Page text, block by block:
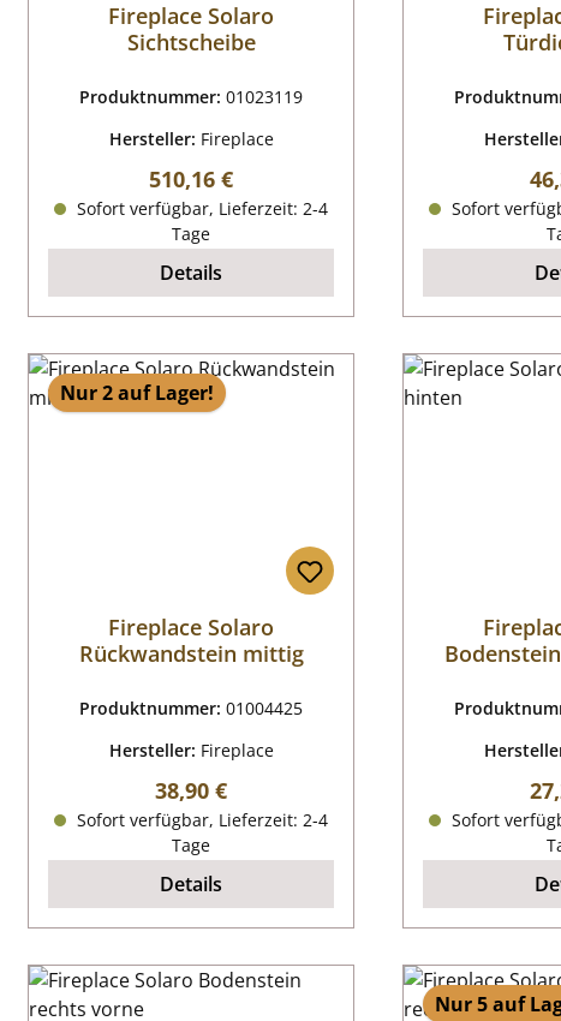
Fireplace Solaro
Sichtscheibe
Produktnummer:01023119
Hersteller: Fireplace
Regulärer Preis:
510,16 €
Sofort verfügbar, Lieferzeit: 2-4
Tage
Details
Sofort
Nur 2 auf Lager!
Fireplace Solaro
Rückwandstein mittig
Produktnummer:01004425
Hersteller: Fireplace
Regulärer Preis:
38,90 €
Sofort verfügbar, Lieferzeit: 2-4
Tage
Details
Sofort
Nur 5 auf